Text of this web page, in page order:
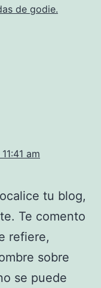
de godie.
am
tu blog,
Te comento
refiere,
sobre
se puede